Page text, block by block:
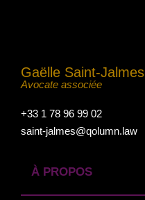
Gaëlle Saint-Jalmes
Avocate associée
+33 1 78 96 99 02
saint-jalmes@qolumn.law
À PROPOS